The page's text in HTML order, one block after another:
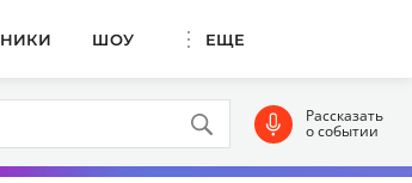
ШОУ ЕЩЕ
Рассказать
о событии